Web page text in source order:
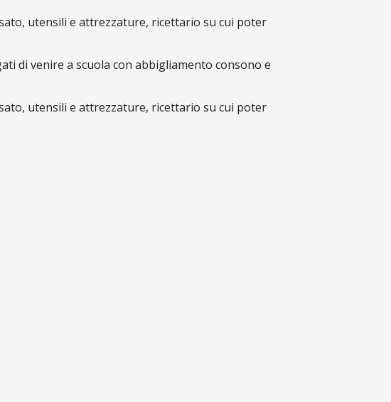
utensili e attrezzature, ricettario su cui poter
di venire a scuola con abbigliamento consono e
utensili e attrezzature, ricettario su cui poter